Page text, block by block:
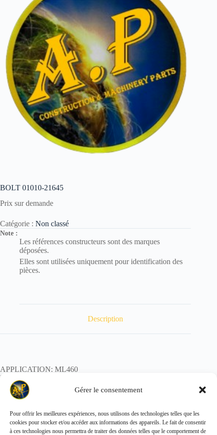
Gérer le consentement
Pour offrir les meilleures expériences, nous utilisons des technologies telles que les
cookies pour stocker et/ou accéder aux informations des appareils. Le fait de consentir
à ces technologies nous permettra de traiter des données telles que le comportement de
BOLT 01010-21645
Prix sur demande
Catégorie : Non classé
Note :
Les références constructeurs sont des marques
déposées.
Elles sont utilisées uniquement pour identification des
pièces.
Description
APPLICATION: ML460
REF:
POIDS:
Copyright © 2026 - ALL PARTS FRANCE SAS